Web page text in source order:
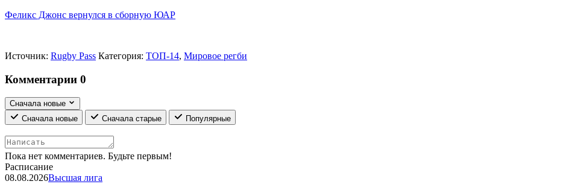
Феликс Джонс вернулся в сборную ЮАР
Источник: Rugby Pass Категория: ТОП-14, Мировое регби
Комментарии 0
Сначала новые
Сначала новые
Сначала старые Популярные
Пока нет комментариев. Будьте первым!
Расписание
08.08.2026Высшая лига